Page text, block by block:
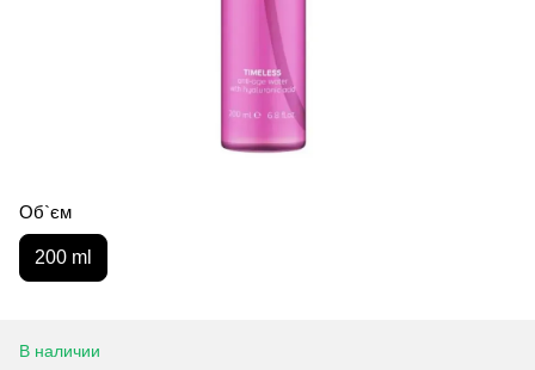
Об`єм
200 ml
В наличии